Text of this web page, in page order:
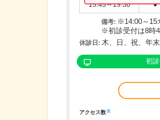
15:45～19:30 ●
備考: ※14:00～
※初診受付は8時
休診日: 木、日、祝、年
初
アクセス数※